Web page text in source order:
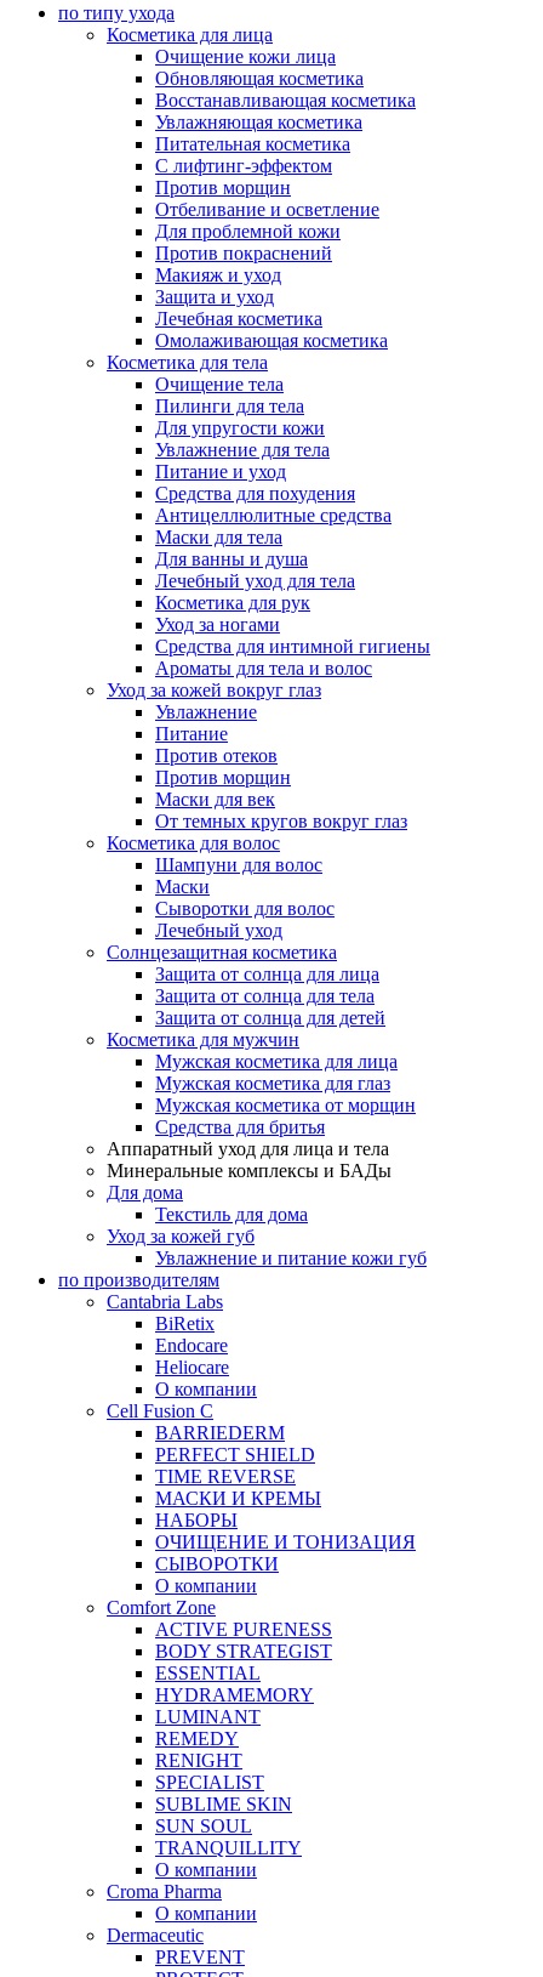
по типу ухода
Косметика для лица
Очищение кожи лица
Обновляющая косметика
Восстанавливающая косметика
Увлажняющая косметика
Питательная косметика
С лифтинг-эффектом
Против морщин
Отбеливание и осветление
Для проблемной кожи
Против покраснений
Макияж и уход
Защита и уход
Лечебная косметика
Омолаживающая косметика
Косметика для тела
Очищение тела
Пилинги для тела
Для упругости кожи
Увлажнение для тела
Питание и уход
Средства для похудения
Антицеллюлитные средства
Маски для тела
Для ванны и душа
Лечебный уход для тела
Косметика для рук
Уход за ногами
Средства для интимной гигиены
Ароматы для тела и волос
Уход за кожей вокруг глаз
Увлажнение
Питание
Против отеков
Против морщин
Маски для век
От темных кругов вокруг глаз
Косметика для волос
Шампуни для волос
Маски
Сыворотки для волос
Лечебный уход
Солнцезащитная косметика
Защита от солнца для лица
Защита от солнца для тела
Защита от солнца для детей
Косметика для мужчин
Мужская косметика для лица
Мужская косметика для глаз
Мужская косметика от морщин
Средства для бритья
Аппаратный уход для лица и тела
Минеральные комплексы и БАДы
Для дома
Текстиль для дома
Уход за кожей губ
Увлажнение и питание кожи губ
по производителям
Cantabria Labs
BiRetix
Endocare
Heliocare
О компании
Cell Fusion C
BARRIEDERM
PERFECT SHIELD
TIME REVERSE
МАСКИ И КРЕМЫ
НАБОРЫ
ОЧИЩЕНИЕ И ТОНИЗАЦИЯ
СЫВОРОТКИ
О компании
Comfort Zone
ACTIVE PURENESS
BODY STRATEGIST
ESSENTIAL
HYDRAMEMORY
LUMINANT
REMEDY
RENIGHT
SPECIALIST
SUBLIME SKIN
SUN SOUL
TRANQUILLITY
О компании
Croma Pharma
О компании
Dermaceutic
PREVENT